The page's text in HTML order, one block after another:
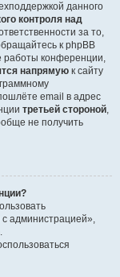
данного
контроля над
за то,
к phpBB
работы конференции,
напрямую к сайту
email в адрес
третьей стороной,
не получить
администрацией»,